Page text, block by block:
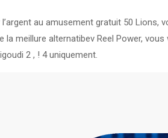
au amusement gratuit 50
meillure alternatibev Reel Power,
2 , ! 4 uniquement.